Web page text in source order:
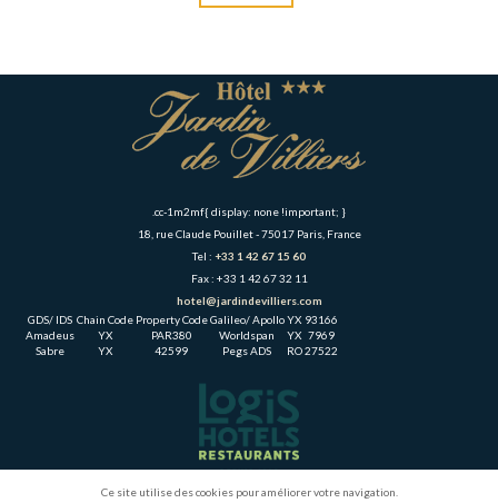
.cc-1m2mf{ display: none !important; }
18, rue Claude Pouillet - 75017 Paris, France
Tel : +33 1 42 67 15 60
Fax : +33 1 42 67 32 11
hotel@jardindevilliers.com
GDS/ IDS Chain Code Property CodeGalileo/ Apollo YX 93166
Amadeus
YX PAR380 Worldspan YX 7969
Sabre
YX 42599 Pegs ADS RO27522
Accueil Hôtel Activités & Tourisme Accès & Contact
Ce site utilise des cookies pour améliorer votre navigation.